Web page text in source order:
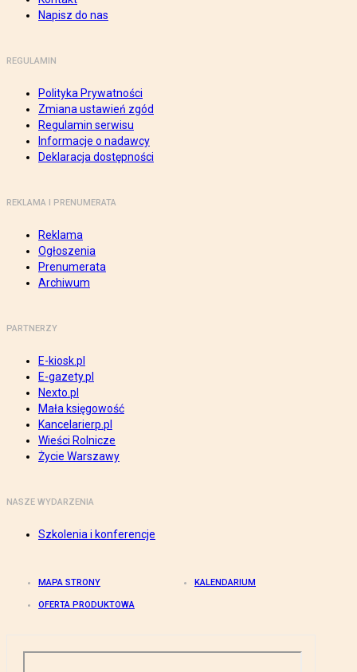
Napisz do nas
REGULAMIN
Polityka Prywatności
Zmiana ustawień zgód
Regulamin serwisu
Informacje o nadawcy
Deklaracja dostępności
REKLAMA I PRENUMERATA
Reklama
Ogłoszenia
Prenumerata
Archiwum
PARTNERZY
E-kiosk.pl
E-gazety.pl
Nexto.pl
Mała księgowość
Kancelarierp.pl
Wieści Rolnicze
Życie Warszawy
NASZE WYDARZENIA
Szkolenia i konferencje
MAPA STRONY KALENDARIUM
OFERTA PRODUKTOWA